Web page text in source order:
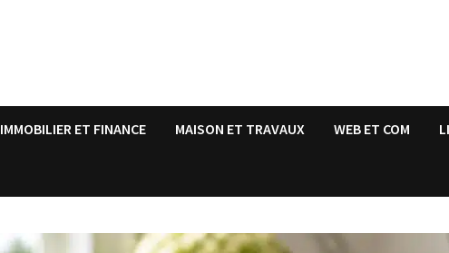
IMMOBILIER ET FINANCE MAISON ET TRAVAUX WEB ET COM